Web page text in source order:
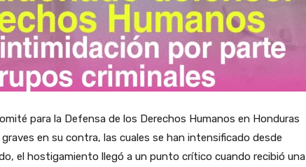
para la Defensa de los Derechos Humanos en Honduras
en su contra, las cuales se han intensificado desde
el hostigamiento llegó a un punto crítico cuando recibió una